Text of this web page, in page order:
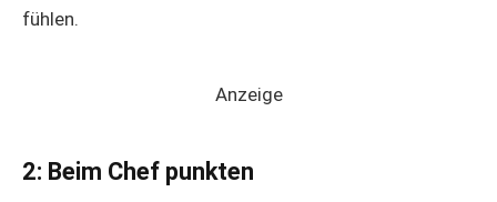
fühlen.
Anzeige
2: Beim Chef punkten